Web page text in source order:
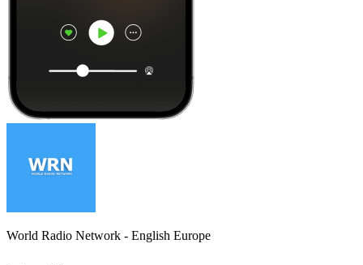
World Radio Network - English Europe